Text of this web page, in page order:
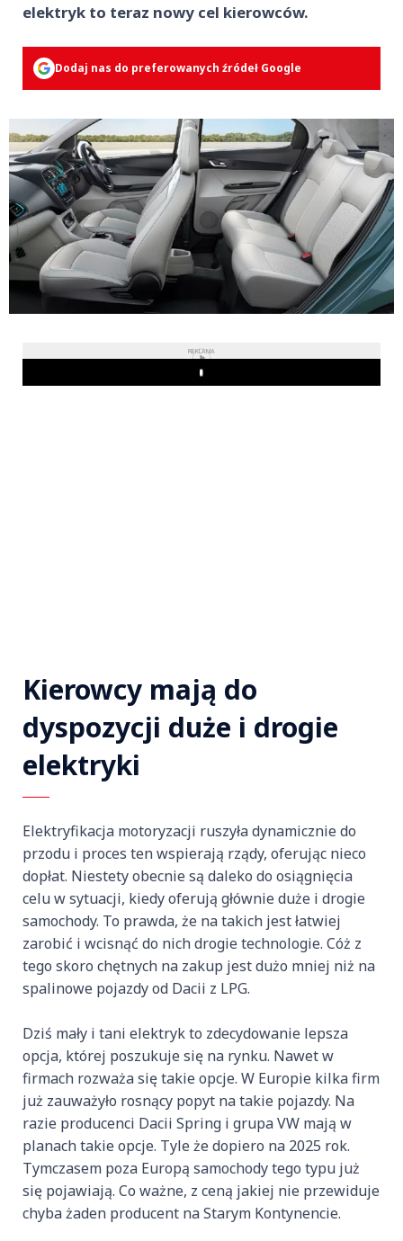
elektryk to teraz nowy cel kierowców.
Dodaj nas do preferowanych źródeł Google
REKLAMA
Play
Kierowcy mają do
dyspozycji duże i drogie
elektryki
Elektryfikacja motoryzacji ruszyła dynamicznie do
przodu i proces ten wspierają rządy, oferując nieco
dopłat. Niestety obecnie są daleko do osiągnięcia
celu w sytuacji, kiedy oferują głównie duże i drogie
samochody. To prawda, że na takich jest łatwiej
zarobić i wcisnąć do nich drogie technologie. Cóż z
tego skoro chętnych na zakup jest dużo mniej niż na
spalinowe pojazdy od Dacii z LPG.
Dziś mały i tani elektryk to zdecydowanie lepsza
opcja, której poszukuje się na rynku. Nawet w
firmach rozważa się takie opcje. W Europie kilka firm
już zauważyło rosnący popyt na takie pojazdy. Na
razie producenci Dacii Spring i grupa VW mają w
planach takie opcje. Tyle że dopiero na 2025 rok.
Tymczasem poza Europą samochody tego typu już
się pojawiają. Co ważne, z ceną jakiej nie przewiduje
chyba żaden producent na Starym Kontynencie.